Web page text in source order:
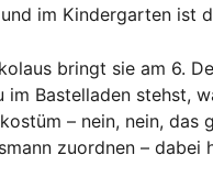
im Kindergarten ist
bringt sie am 6.
im Bastelladen stehst,
– nein, nein, das
zuordnen –